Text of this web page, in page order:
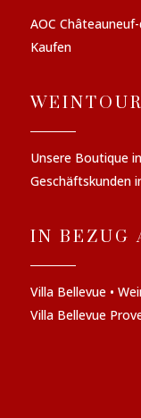
AOC
Kaufen
Unsere Boutique
Geschäftskunden
IN BEZUG
Villa Bellevue •
Villa Bellevue